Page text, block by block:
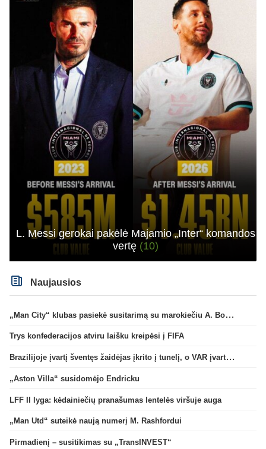
L. Messi gerokai pakėlė Majamio „Inter“ komandos
vertę (10)
Naujausios
„Man City“ klubas pasiekė susitarimą su marokiečiu A. Bouaddi
Trys konfederacijos atviru laišku kreipėsi į FIFA
Brazilijoje įvartį šventęs žaidėjas įkrito į tunelį, o VAR įvartį atšaukė
„Aston Villa“ susidomėjo Endricku
LFF II lyga: kėdainiečių pranašumas lentelės viršuje auga
„Man Utd“ suteikė naują numerį M. Rashfordui
Pirmadienį – susitikimas su „TransINVEST“